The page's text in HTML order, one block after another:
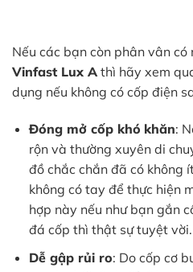
Nếu các bạn còn phân vân có
Vinfast Lux A thì hãy xem
dụng nếu không có cốp điện
Đóng mở cốp khó khăn:
rộn và thường xuyên di
đồ chắc chắn đã có không
không có tay để thực hiện
hợp này nếu như bạn gắn
đá cốp thì thật sự tuyệt vời.
Dễ gập rủi ro: Do cốp cơ